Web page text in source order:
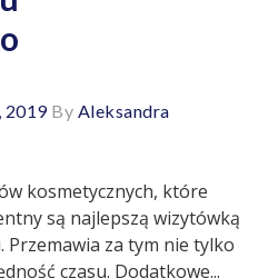
2019By Aleksandra
kosmetycznych, które
są najlepszą wizytówką
za tym nie tylko
czasu. Dodatkowe...